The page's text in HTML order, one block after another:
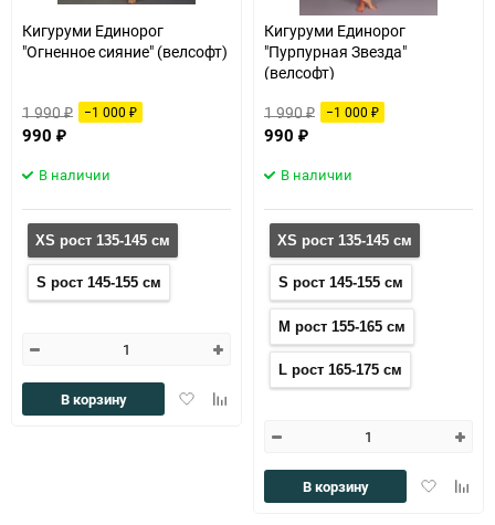
Кигуруми Единорог
"Огненное сияние" (велсофт)
1 990₽ −1 000 ₽
990 ₽
В наличии
XS рост 135-145 см
S рост 145-155 см
ДобавитьДобавить
сравнению
В корзину
Кигуруми Единорог
"Пурпурная Звезда"
(велсофт)
1 990₽ −1 000 ₽
990 ₽
В наличии
XS рост 135-145 см
S рост 145-155 см
M рост 155-165 см
L рост 165-175 см
Добавить
В корзину